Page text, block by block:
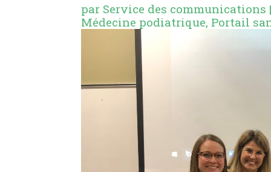
par Service des communications
Médecine podiatrique, Portail